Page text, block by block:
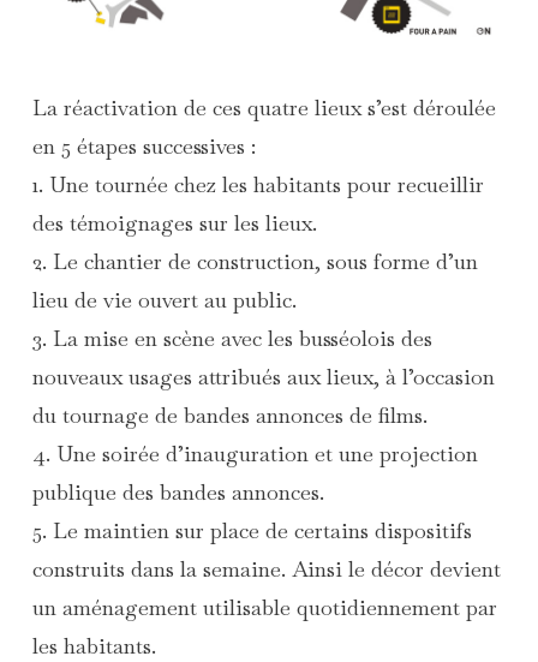
La réactivation de ces quatre lieux s’est déroulée
en 5 étapes successives :
1. Une tournée chez les habitants pour recueillir
des témoignages sur les lieux.
2. Le chantier de construction, sous forme d’un
lieu de vie ouvert au public.
3. La mise en scène avec les busséolois des
nouveaux usages attribués aux lieux, à l’occasion
du tournage de bandes annonces de films.
4. Une soirée d’inauguration et une projection
publique des bandes annonces.
5. Le maintien sur place de certains dispositifs
construits dans la semaine. Ainsi le décor devient
un aménagement utilisable quotidiennement par
les habitants.